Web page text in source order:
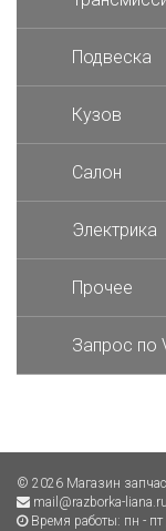
Подвеска
Кузов
Салон
Электрика
Прочее
Запрос по
© 2026 Магазин
mail@razborka-
Время работы: пн - пт